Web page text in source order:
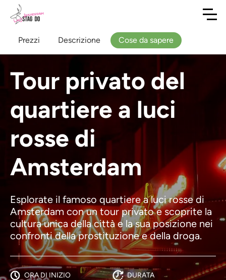
Tour privato del
quartiere a luci
rosse di
Amsterdam
Esplorate il famoso quartiere a luci rosse di
Amsterdam con un tour privato e scoprite la
cultura unica della città e la sua posizione nei
confronti della prostituzione e della droga.
ORA DI INIZIO DURATA
Prezzi Descrizione Cose da sapere